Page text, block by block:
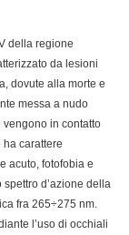
della regione
da lesioni
dovute alla morte e
messa a nudo
in contatto
carattere
acuto, fotofobia e
d’azione della
fra 265÷275 nm.
l’uso di occhiali